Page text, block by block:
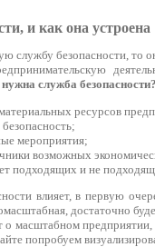
и как она устроена
службу безопасности, то
служба безопасности?
ресурсов
мероприятия;
возможных
подходящих и не
влияет, в первую
достаточно
масштабном
попробуем